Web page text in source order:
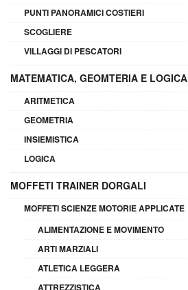
PUNTI PANORAMICI COSTIERI
SCOGLIERE
VILLAGGI DI PESCATORI
MATEMATICA, GEOMTERIA E LOGICA
ARITMETICA
GEOMETRIA
INSIEMISTICA
LOGICA
MOFFETI TRAINER DORGALI
MOFFETI SCIENZE MOTORIE APPLICATE
ALIMENTAZIONE E MOVIMENTO
ARTI MARZIALI
ATLETICA LEGGERA
ATTREZZISTICA